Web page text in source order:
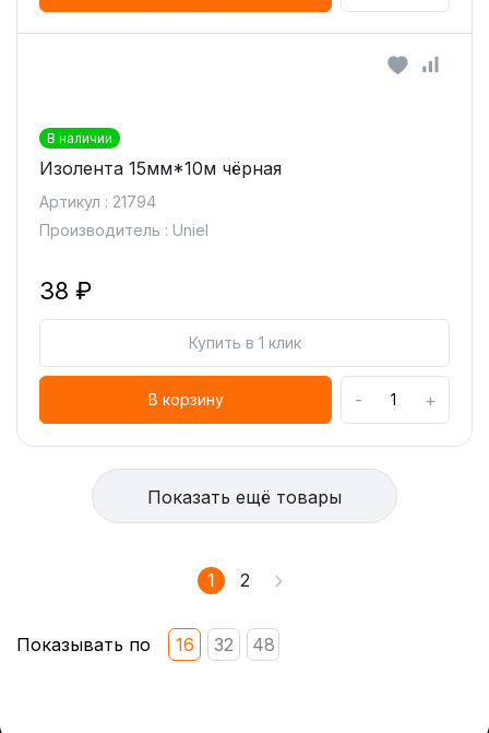
В наличии
Изолента 15мм*10м чёрная
Артикул : 21794
Производитель : Uniel
38 ₽
Купить в 1 клик
В корзину - +
Показать ещё товары
1 2
Показывать по 16 32 48